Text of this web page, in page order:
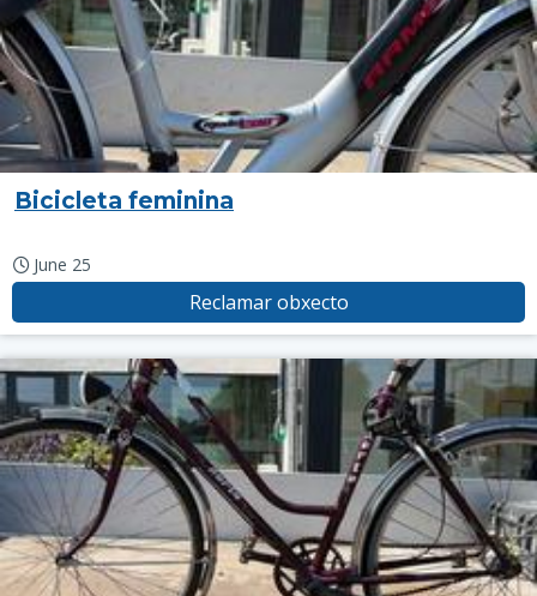
Bicicleta feminina
June 25
Reclamar obxecto